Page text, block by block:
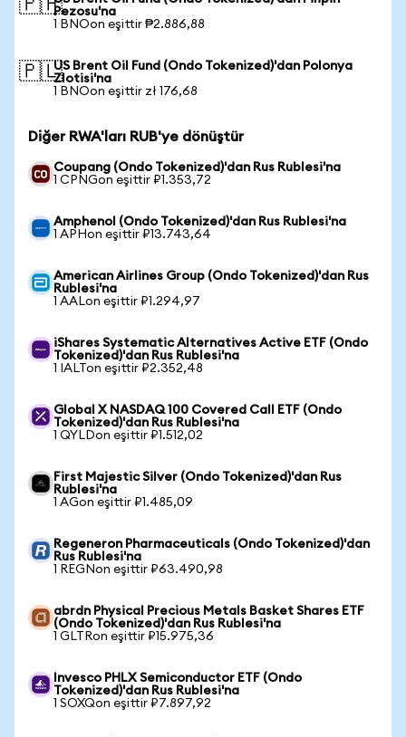
🇵🇭Pezosu'na
1 BNOon eşittir ₱2.886,88
🇵🇱US Brent Oil Fund (Ondo Tokenized)'dan Polonya
Zlotisi'na
1 BNOon eşittir zł 176,68
Diğer RWA'ları RUB'ye dönüştür
Coupang (Ondo Tokenized)'dan Rus Rublesi'na
1 CPNGon eşittir ₽1.353,72
Amphenol (Ondo Tokenized)'dan Rus Rublesi'na
1 APHon eşittir ₽13.743,64
American Airlines Group (Ondo Tokenized)'dan Rus
Rublesi'na
1 AALon eşittir ₽1.294,97
iShares Systematic Alternatives Active ETF (Ondo
Tokenized)'dan Rus Rublesi'na
1 IALTon eşittir ₽2.352,48
Global X NASDAQ 100 Covered Call ETF (Ondo
Tokenized)'dan Rus Rublesi'na
1 QYLDon eşittir ₽1.512,02
First Majestic Silver (Ondo Tokenized)'dan Rus
Rublesi'na
1 AGon eşittir ₽1.485,09
Regeneron Pharmaceuticals (Ondo Tokenized)'dan
Rus Rublesi'na
1 REGNon eşittir ₽63.490,98
abrdn Physical Precious Metals Basket Shares ETF
(Ondo Tokenized)'dan Rus Rublesi'na
1 GLTRon eşittir ₽15.975,36
Invesco PHLX Semiconductor ETF (Ondo
Tokenized)'dan Rus Rublesi'na
1 SOXQon eşittir ₽7.897,92